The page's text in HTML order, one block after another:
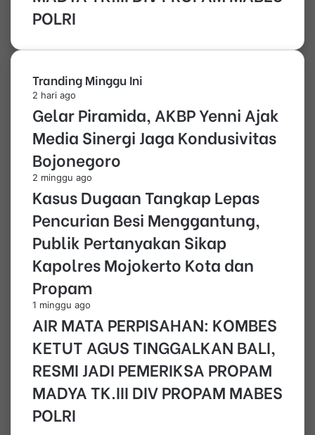
POLRI
Tranding Minggu Ini
2 hari ago
Gelar Piramida, AKBP Yenni Ajak
Media Sinergi Jaga Kondusivitas
Bojonegoro
2 minggu ago
Kasus Dugaan Tangkap Lepas
Pencurian Besi Menggantung,
Publik Pertanyakan Sikap
Kapolres Mojokerto Kota dan
Propam
1 minggu ago
AIR MATA PERPISAHAN: KOMBES
KETUT AGUS TINGGALKAN BALI,
RESMI JADI PEMERIKSA PROPAM
MADYA TK.III DIV PROPAM MABES
POLRI